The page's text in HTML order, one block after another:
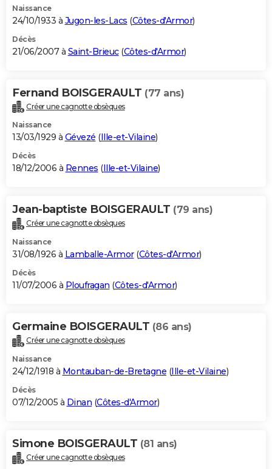
Naissance
24/10/1933 à Jugon-les-Lacs (Côtes-d'Armor)
Décès
21/06/2007 à Saint-Brieuc(Côtes-d'Armor)
Fernand BOISGERAULT (77 ans)
Créer une cagnotte obsèques
Naissance
13/03/1929 à Gévezé (Ille-et-Vilaine)
Décès
18/12/2006 à Rennes (Ille-et-Vilaine)
Jean-baptiste BOISGERAULT (79 ans)
Créer une cagnotte obsèques
Naissance
31/08/1926 à Lamballe-Armor(Côtes-d'Armor)
Décès
11/07/2006 à Ploufragan (Côtes-d'Armor)
Germaine BOISGERAULT (86 ans)
Créer une cagnotte obsèques
Naissance
24/12/1918 à Montauban-de-Bretagne (Ille-et-Vilaine)
Décès
07/12/2005 à Dinan (Côtes-d'Armor)
Simone BOISGERAULT (81 ans)
Créer une cagnotte obsèques